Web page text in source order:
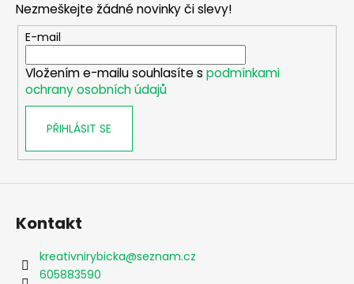
Nezmeškejte žádné novinky či slevy!
E-mail
Vložením e-mailu souhlasíte s podmínkami
ochrany osobních údajů
PŘIHLÁSIT SE
Kontakt
kreativnirybicka@seznam.cz
605883590